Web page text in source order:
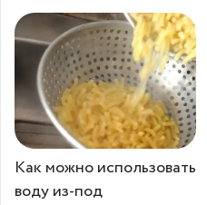
Как можно использовать
воду из-под